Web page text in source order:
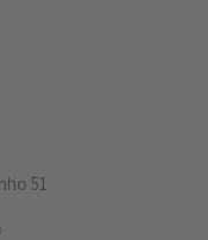
51